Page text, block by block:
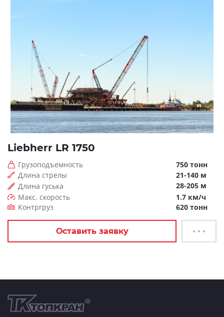
Liebherr LR 1750
Грузоподъемность
750 тонн
Длина стрелы
21-140 м
Длина гуська
28-205 м
Макс. скорость
1.7 км/ч
Контргруз
620 тонн
Оставить заявку